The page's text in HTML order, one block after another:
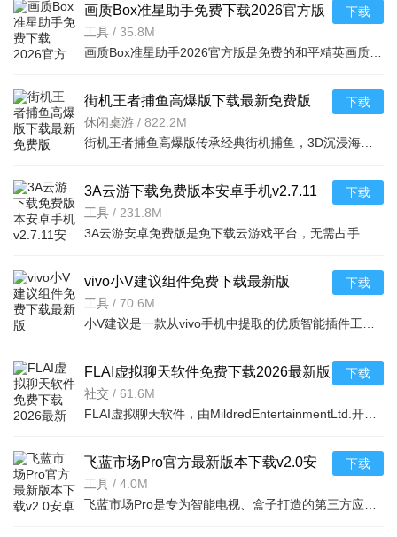
画质Box准星助手免费下载2026官方版
v2.0.0官方正版
工具 / 35.8M
下载
街机王者捕鱼高爆版下载最新免费版
v3.14.0.10.11官方安卓版
休闲桌游 / 822.2M
下载
3A云游下载免费版本安卓手机v2.7.11
安卓版
工具 / 231.8M
下载
vivo小V建议组件免费下载最新版
v12.2.3.0安卓版
工具 / 70.6M
下载
FLAI虚拟聊天软件免费下载2026最新版
v2.1.7安卓版
社交 / 61.6M
下载
飞蓝市场Pro官方最新版本下载v2.0安
卓版
工具 / 4.0M
下载